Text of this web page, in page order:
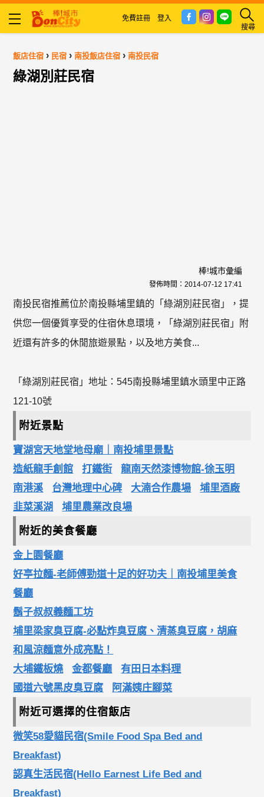
搜尋
免費註冊 登入
飯店住宿 › 民宿 ›南投飯店住宿 ›南投民宿
綠湖別莊民宿
棒!城市彙編
發佈時間： 2014-07-12 17:41
南投民宿推薦位於南投縣埔里鎮的「綠湖別莊民宿」，提
供您一個優質享受的住宿休息環境，「綠湖別莊民宿」附
近還有許多的休閒旅遊景點，以及地方美食...
「綠湖別莊民宿」地址：545南投縣埔里鎮水頭里中正路
121-10號
附近景點
寶湖宮天地堂地母廟｜南投埔里景點
造紙龍手創館
打鐵街
龍南天然漆博物館-徐玉明
南港溪
台灣地理中心碑 大湳合作農場
埔里酒廠
韭菜溪湖
埔里農業改良場
附近的美食餐廳
金上園餐廳
好亭拉麵-老師傅勁道十足的好功夫｜南投埔里美食
餐廳
鬍子叔叔義麵工坊
埔里梁家臭豆腐-必點炸臭豆腐、清蒸臭豆腐，胡麻
和風涼麵意外成亮點！
大埔鐵板燒
金都餐廳
有田日本料理
國道六號黑皮臭豆腐
阿滿姨庄腳菜
附近可選擇的住宿飯店
微笑58愛貓民宿(Smile Food Spa Bed and
Breakfast)
認真生活民宿(Hello Earnest Life Bed and
Breakfast)